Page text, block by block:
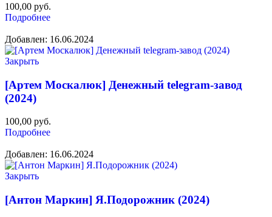
100,00 руб.
Подробнее
Добавлен: 16.06.2024
Закрыть
[Артем Москалюк] Денежный telegram-завод
(2024)
100,00 руб.
Подробнее
Добавлен: 16.06.2024
Закрыть
[Антон Маркин] Я.Подорожник (2024)